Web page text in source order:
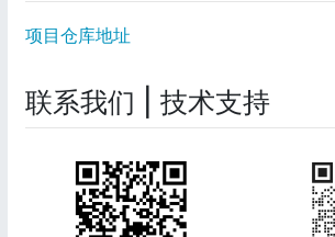
项目仓库地址
联系我们 | 技术支持